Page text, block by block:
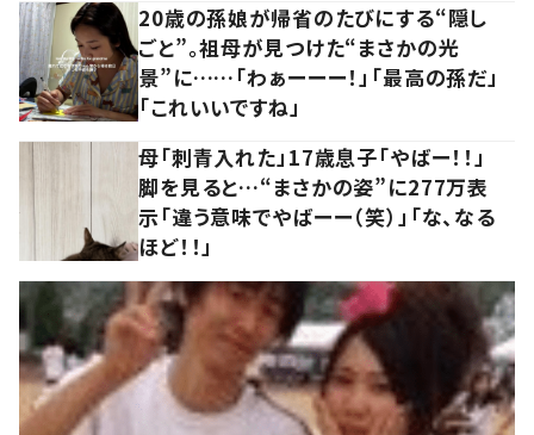
20歳の孫娘が帰省のたびにする“隠し
ごと”。祖母が見つけた“まさかの光
景”に……「わぁーーー！」「最高の孫だ」
「これいいですね」
母「刺青入れた」17歳息子「やばー！！」
脚を見ると…“まさかの姿”に277万表
示「違う意味でやばーー（笑）」「な、なる
ほど！！」